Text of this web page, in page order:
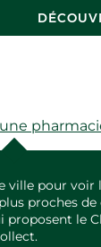
ville pour voir
proches de
proposent le
NOS
SANTÉ